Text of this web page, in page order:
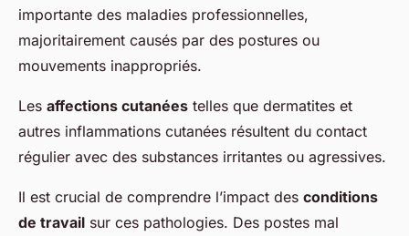
importante des maladies professionnelles,
majoritairement causés par des postures ou
mouvements inappropriés.
Les affections cutanées telles que dermatites et
autres inflammations cutanées résultent du contact
régulier avec des substances irritantes ou agressives.
Il est crucial de comprendre l’impact des conditions
de travail sur ces pathologies. Des postes mal